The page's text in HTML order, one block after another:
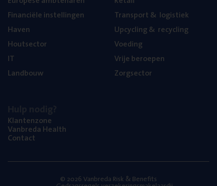
Finan­ci­ë­le instellingen
Haven
Hout­sec­tor
IT
Land­bouw
Trans­port& logistiek
Upcy­cling& recycling
Voe­ding
Vrije beroe­pen
Zorg­sec­tor
Klan­ten­zo­ne
Van­b­re­da Health
Con­tact
© 2026 Vanbreda Risk & Benefits